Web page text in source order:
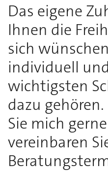
Das eigene
Ihnen die
sich
individuell
wichtigsten
dazu
Sie mich
vereinbaren